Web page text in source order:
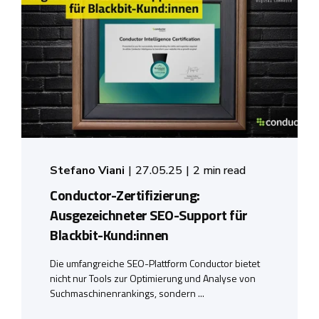
Stefano Viani 27.05.25 2 min read
Conductor-Zertifizierung:
Ausgezeichneter SEO-Support für
Blackbit-Kund:innen
Die umfangreiche SEO-Plattform Conductor bietet
nicht nur Tools zur Optimierung und Analyse von
Suchmaschinenrankings, sondern ...